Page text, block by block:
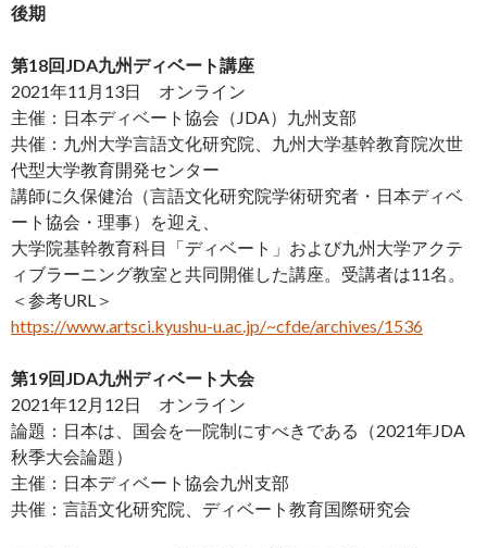
後期
第18回JDA九州ディベート講座
2021年11月13日 オンライン
主催：日本ディベート協会（JDA）九州支部
共催：九州大学言語文化研究院、九州大学基幹教育院次世
代型大学教育開発センター
講師に久保健治（言語文化研究院学術研究者・日本ディベ
ート協会・理事）を迎え、
大学院基幹教育科目「ディベート」および九州大学アクテ
ィブラーニング教室と共同開催した講座。受講者は11名。
＜参考URL＞
https://www.artsci.kyushu-u.ac.jp/~cfde/archives/1536
第19回JDA九州ディベート大会
2021年12月12日 オンライン
論題：日本は、国会を一院制にすべきである（2021年JDA
秋季大会論題）
主催：日本ディベート協会九州支部
共催：言語文化研究院、ディベート教育国際研究会